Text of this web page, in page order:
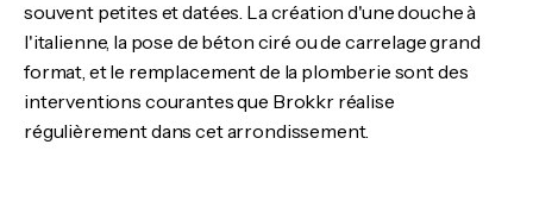
souvent petites et datées. La création d'une douche à
l'italienne, la pose de béton ciré ou de carrelage grand
format, et le remplacement de la plomberie sont des
interventions courantes que Brokkr réalise
régulièrement dans cet arrondissement.